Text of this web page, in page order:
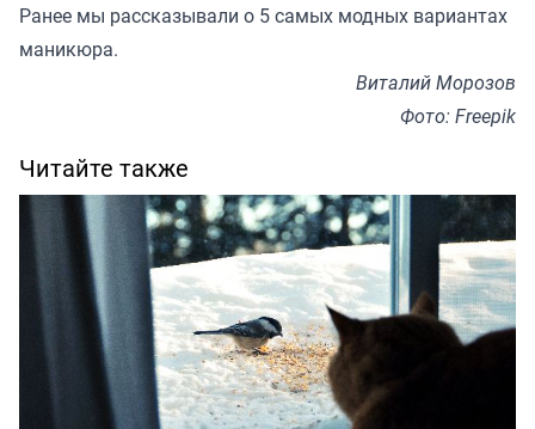
Ранее мы рассказывали о 5 самых модных вариантах
маникюра.
Виталий Морозов
Фото: Freepik
Читайте также